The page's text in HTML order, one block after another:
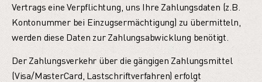
Vertrags eine Verpflichtung, uns Ihre Zahlungsdaten (z.B.
Kontonummer bei Einzugsermächtigung) zu übermitteln,
werden diese Daten zur Zahlungsabwicklung benötigt.
Der Zahlungsverkehr über die gängigen Zahlungsmittel
(Visa/MasterCard, Lastschriftverfahren) erfolgt